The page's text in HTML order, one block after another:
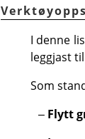
I denne
leggjast
Som
Flytt